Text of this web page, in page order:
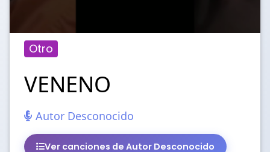
Otro
VENENO
Autor Desconocido
Ver canciones de Autor Desconocido